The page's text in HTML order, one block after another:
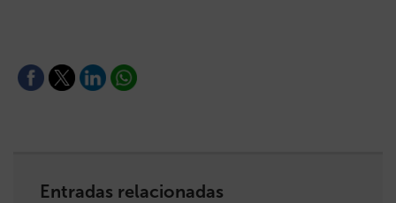
Entradas relacionadas